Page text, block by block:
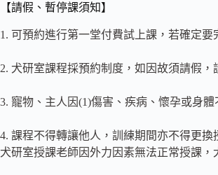
【請假、暫停課須知】
1. 可預約進行第一堂付費試上課，若確定
2. 犬研室課程採預約制度，如因故須請假
3. 寵物、主人因(1)傷害、疾病、懷孕或身
4. 課程不得轉讓他人，訓練期間亦不得更換
犬研室授課老師因外力因素無法正常授課，